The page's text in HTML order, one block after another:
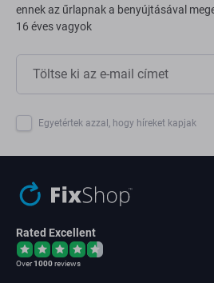
ennek az űrlapnak a benyújtásával
16 éves vagyok
Egyetértek azzal, hogy híreket kapjak
Rated Excellent
Over1000reviews